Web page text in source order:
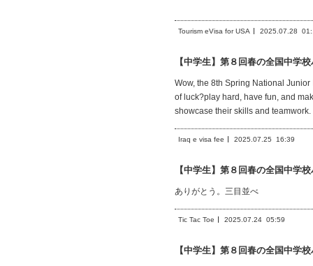
Tourism eVisa for USA 2025.07.28
【中学生】第８回春の全国中学
Wow, the 8th Spring National
of luck?play hard, have fun, and
showcase their skills and
Iraq e visa fee 2025.07.25 16:39
【中学生】第８回春の全国中学
ありがとう。三目並べ
Tic Tac Toe 2025.07.24 05:59
【中学生】第８回春の全国中学